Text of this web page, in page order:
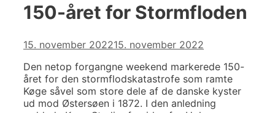
150-året for Stormfloden
15. november 202215. november 2022
Den netop forgangne weekend markerede 150-
året for den stormflodskatastrofe som ramte
Køge såvel som store dele af de danske kyster
ud mod Østersøen i 1872. I den anledning